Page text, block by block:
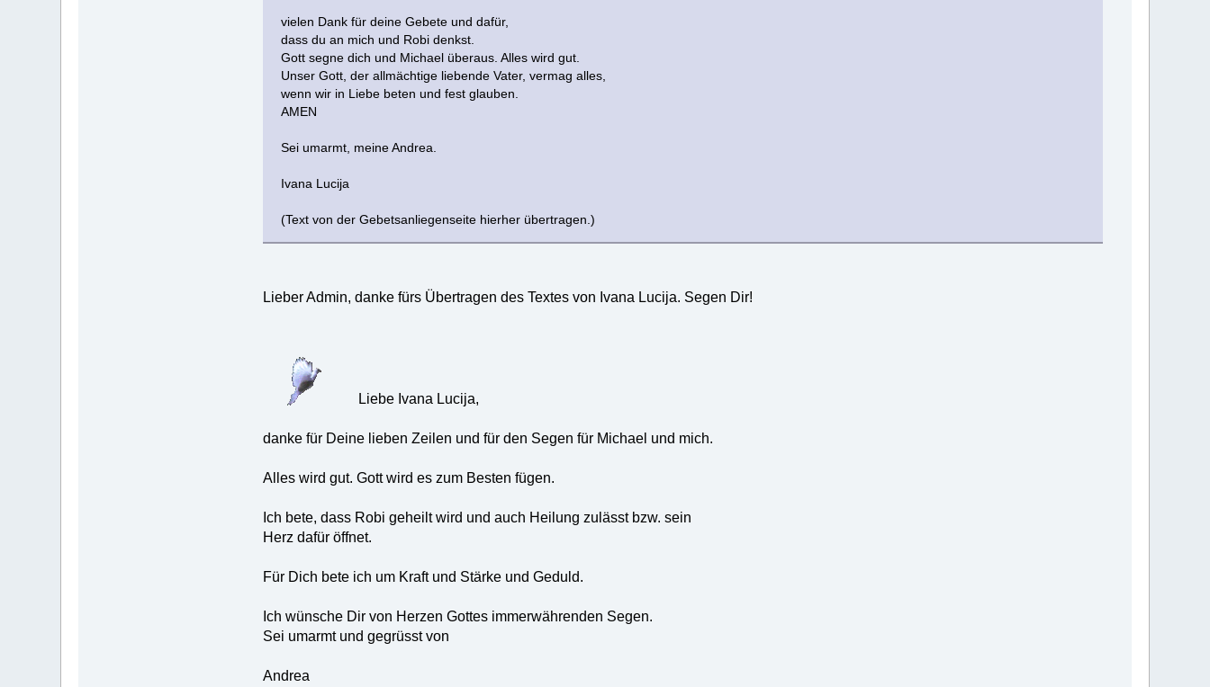
vielen Dank für deine Gebete und dafür,
dass du an mich und Robi denkst.
Gott segne dich und Michael überaus. Alles wird gut.
Unser Gott, der allmächtige liebende Vater, vermag alles,
wenn wir in Liebe beten und fest glauben.
AMEN
Sei umarmt, meine Andrea.
Ivana Lucija
(Text von der Gebetsanliegenseite hierher übertragen.)
Lieber Admin, danke fürs Übertragen des Textes von Ivana Lucija. Segen Dir!
Liebe Ivana Lucija,
danke für Deine lieben Zeilen und für den Segen für Michael und mich.
Alles wird gut. Gott wird es zum Besten fügen.
Ich bete, dass Robi geheilt wird und auch Heilung zulässt bzw. sein
Herz dafür öffnet.
Für Dich bete ich um Kraft und Stärke und Geduld.
Ich wünsche Dir von Herzen Gottes immerwährenden Segen.
Sei umarmt und gegrüsst von
Andrea